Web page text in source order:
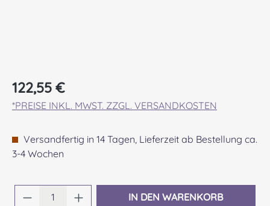
Regulärer Preis:
122,55 €
*PREISE INKL. MWST. ZZGL. VERSANDKOSTEN
Versandfertig in 14 Tagen, Lieferzeit ab Bestellung ca.
3-4 Wochen
Produkt Anzahl: Gib den gewünschten
IN DEN WARENKORB